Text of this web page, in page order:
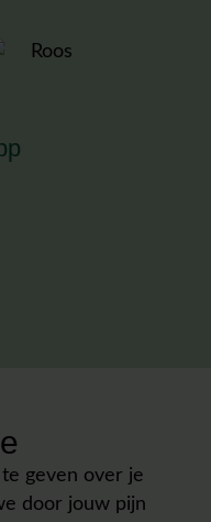
geven over je
door jouw pijn